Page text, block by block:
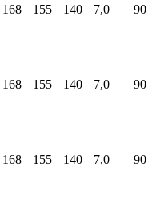
168 155 140 7,0 90
168 155 140 7,0 90
168 155 140 7,0 90